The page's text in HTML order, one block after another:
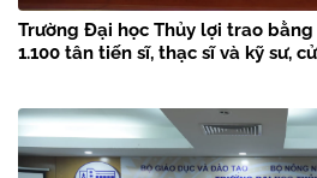
Trường Đại học Thủy lợi trao
1.100 tân tiến sĩ, thạc sĩ và kỹ sư,